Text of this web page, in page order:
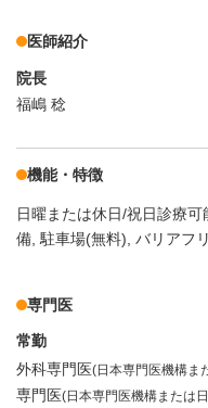
医師紹介
院長
福嶋 稔
機能・特徴
日曜または休日/祝日診療可
備 駐車場(無料) バリアフ
専門医
常勤
外科専門医(日本専門医機構ま
専門医(日本専門医機構または